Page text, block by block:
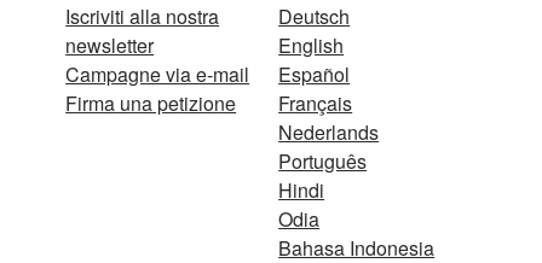
Iscriviti alla nostra
newsletter
Campagne via e-mail
Firma una petizione
Deutsch
English
Español
Français
Nederlands
Português
Hindi
Odia
Bahasa Indonesia